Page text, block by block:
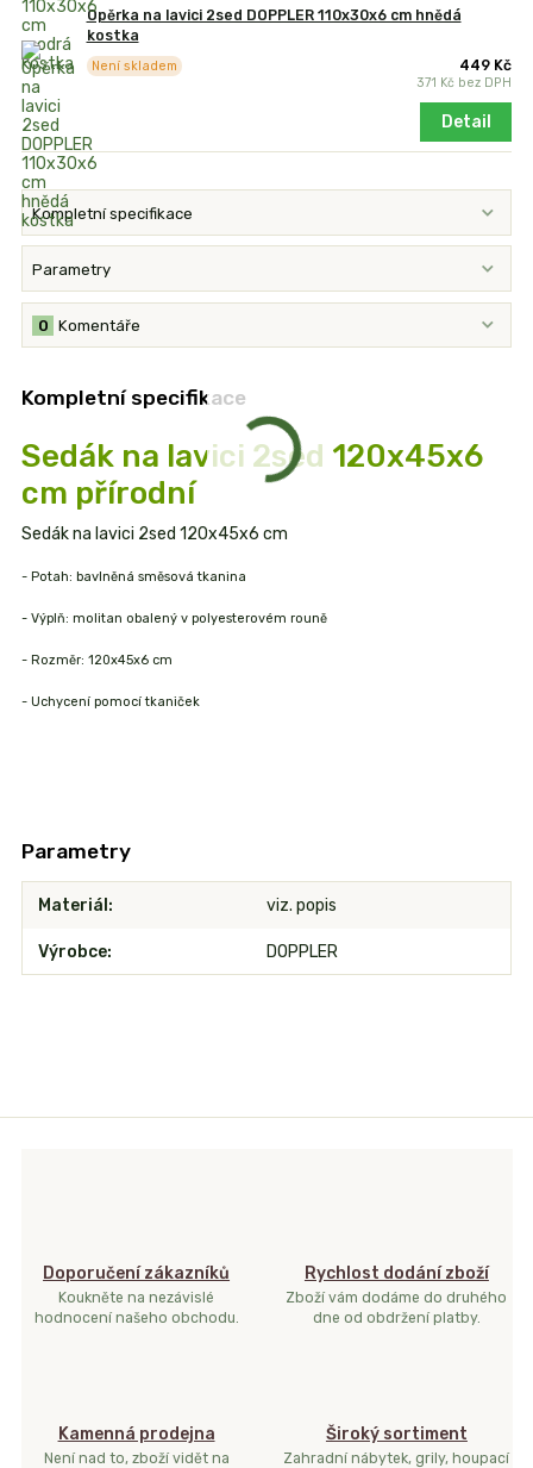
Opěrka na lavici 2sed DOPPLER 110x30x6 cm hnědá
kostka
449 Kč
371 Kč bez DPH
Není skladem
Detail
Kompletní specifikace
Parametry
Komentáře
0
Kompletní specifikace
Sedák na lavici 2sed 120x45x6
cm přírodní
Sedák na lavici 2sed 120x45x6 cm
- Potah: bavlněná směsová tkanina
- Výplň: molitan obalený v polyesterovém rouně
- Rozměr: 120x45x6 cm
- Uchycení pomocí tkaniček
Parametry
Materiál viz. popis
Výrobce DOPPLER
Doporučení zákazníků
Koukněte na nezávislé
hodnocení našeho obchodu.
Rychlost dodání zboží
Zboží vám dodáme do druhého
dne od obdržení platby.
Kamenná prodejna
Není nad to, zboží vidět na
Široký sortiment
Zahradní nábytek, grily, houpací